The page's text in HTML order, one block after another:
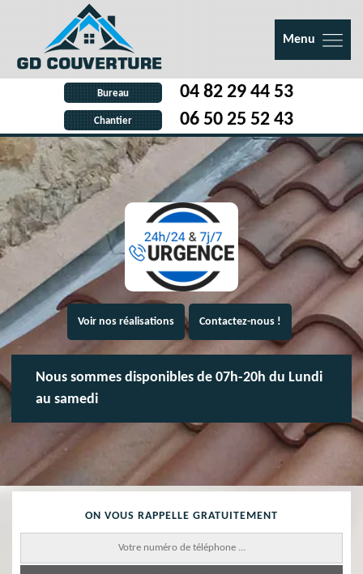
Menu
Bureau 04 82 29 44 53
Chantier 06 50 25 52 43
Voir nos réalisations Contactez-nous !
Nous sommes disponibles de 07h-20h du Lundi
au samedi
ON VOUS RAPPELLE GRATUITEMENT